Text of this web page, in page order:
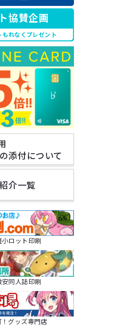
協賛企画
もれなくプレゼント
添付について
介一覧
小ロット印刷
同人誌印刷
グッズ専門店